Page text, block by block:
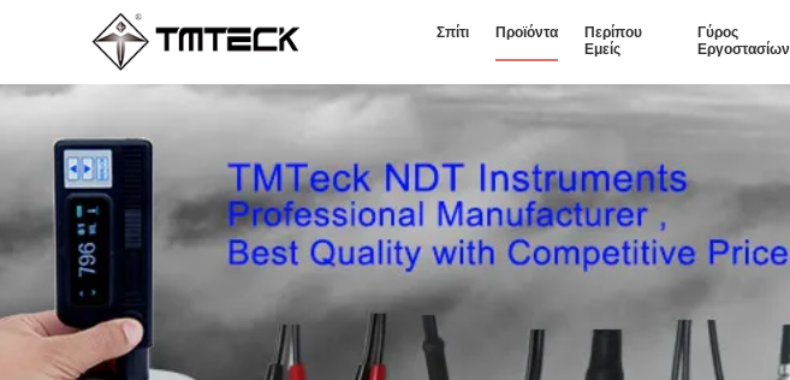
Σπίτι Προϊόντα
Περίπου
Εμείς
Γύρος
Εργοστασίων